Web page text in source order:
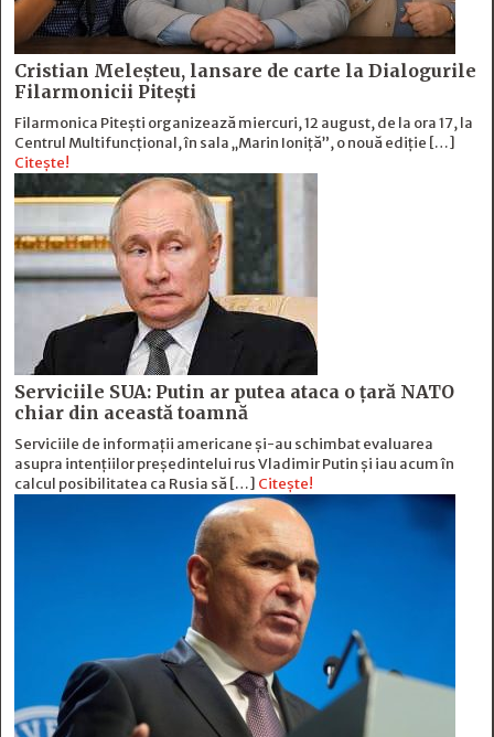
Cristian Meleșteu, lansare de carte la Dialogurile
Filarmonicii Pitești
Filarmonica Pitești organizează miercuri, 12 august, de la ora 17, la
Centrul Multifuncțional, în sala „Marin Ioniță”, o nouă ediție […]
Citește!
Serviciile SUA: Putin ar putea ataca o țară NATO
chiar din această toamnă
Serviciile de informații americane și-au schimbat evaluarea
asupra intențiilor președintelui rus Vladimir Putin și iau acum în
calcul posibilitatea ca Rusia să […] Citește!